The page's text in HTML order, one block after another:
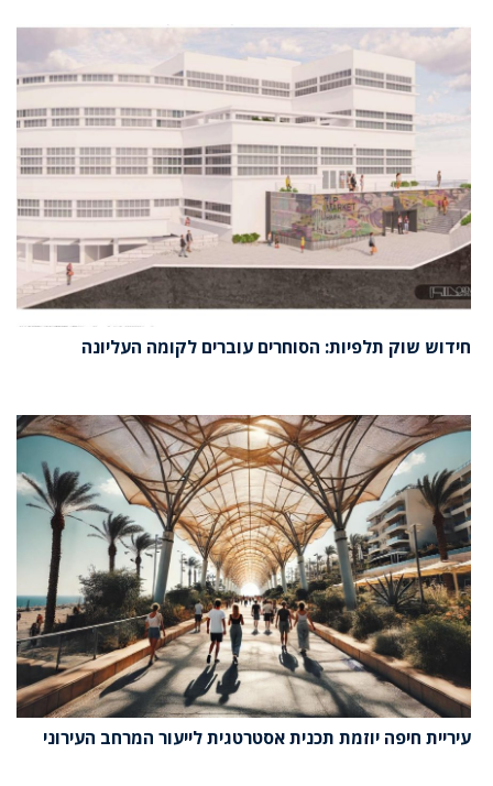
חידוש שוק תלפיות: הסוחרים עוברים לקומה העליונה
עיריית חיפה יוזמת תכנית אסטרטגית לייעור המרחב העירוני